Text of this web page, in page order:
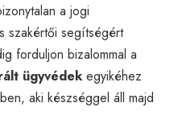
a jogi
szakértői segítségért
forduljon bizalommal a
ügyvédek egyikéhez
aki készséggel áll majd